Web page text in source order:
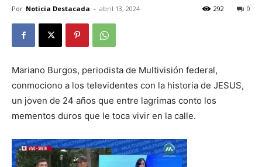
Por Noticia Destacada - abril 13, 2024 0
292
Mariano Burgos, periodista de Multivisión federal,
conmociono a los televidentes con la historia de JESUS,
un joven de 24 años que entre lagrimas conto los
mementos duros que le toca vivir en la calle.